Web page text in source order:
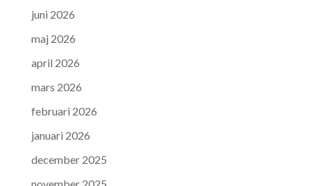
juni 2026
maj 2026
april 2026
mars 2026
februari 2026
januari 2026
december 2025